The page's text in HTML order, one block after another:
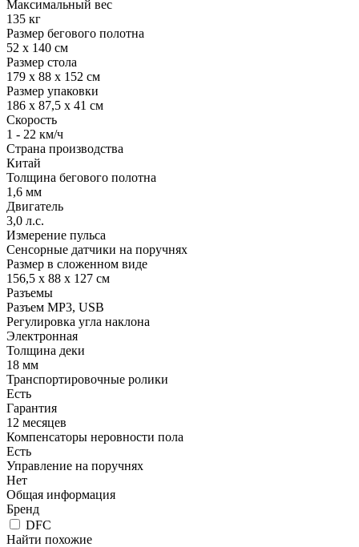
Максимальный вес
135 кг
Размер бегового полотна
52 х 140 см
Размер стола
179 х 88 х 152 см
Размер упаковки
186 х 87,5 х 41 см
Скорость
1 - 22 км/ч
Страна производства
Китай
Толщина бегового полотна
1,6 мм
Двигатель
3,0 л.с.
Измерение пульса
Сенсорные датчики на поручнях
Размер в сложенном виде
156,5 х 88 х 127 см
Разъемы
Разъем MP3, USB
Регулировка угла наклона
Электронная
Толщина деки
18 мм
Транспортировочные ролики
Есть
Гарантия
12 месяцев
Компенсаторы неровности пола
Есть
Управление на поручнях
Нет
Общая информация
Бренд
DFC
Найти похожие